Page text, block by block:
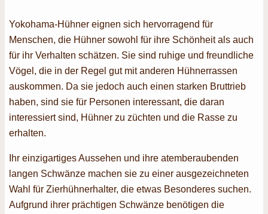
Yokohama-Hühner eignen sich hervorragend für
Menschen, die Hühner sowohl für ihre Schönheit als auch
für ihr Verhalten schätzen. Sie sind ruhige und freundliche
Vögel, die in der Regel gut mit anderen Hühnerrassen
auskommen. Da sie jedoch auch einen starken Bruttrieb
haben, sind sie für Personen interessant, die daran
interessiert sind, Hühner zu züchten und die Rasse zu
erhalten.
Ihr einzigartiges Aussehen und ihre atemberaubenden
langen Schwänze machen sie zu einer ausgezeichneten
Wahl für Zierhühnerhalter, die etwas Besonderes suchen.
Aufgrund ihrer prächtigen Schwänze benötigen die